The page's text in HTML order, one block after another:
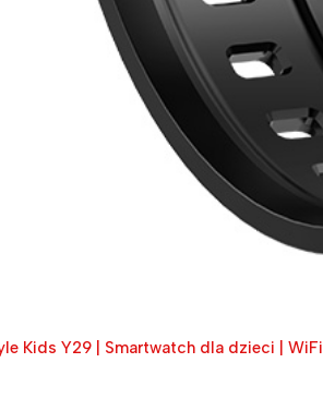
Kids Y29 | Smartwatch dla dzieci | WiFi